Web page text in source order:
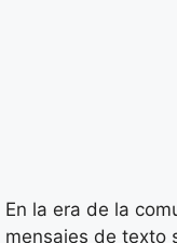
En la era de la
mensajes de texto